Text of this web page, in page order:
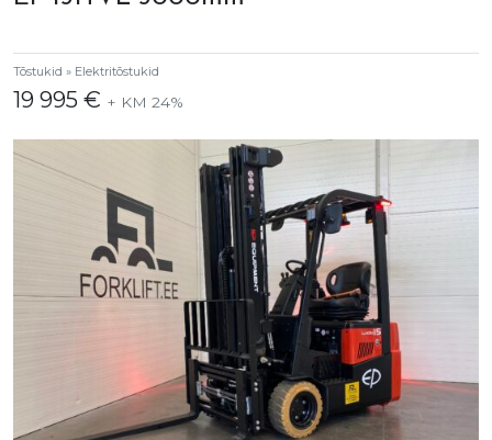
Tõstukid » Elektritõstukid
19 995 € + KM 24%